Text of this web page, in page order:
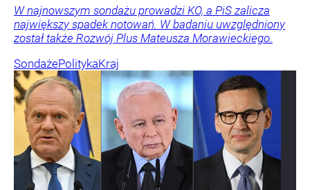
W najnowszym sondażu prowadzi KO, a PiS zalicza
największy spadek notowań. W badaniu uwzględniony
został także Rozwój Plus Mateusza Morawieckiego.
SondażePolitykaKraj